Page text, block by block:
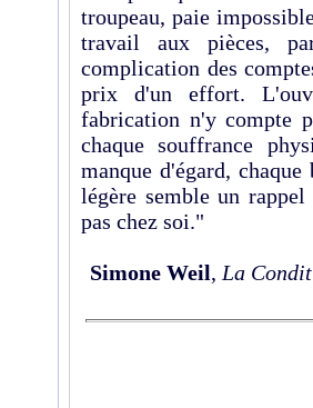
troupeau, paie
travail aux pièces,
complication des
prix d'un effort.
fabrication n'y compte
chaque souffrance
manque d'égard,
légère semble un
pas chez soi."
Simone Weil, La